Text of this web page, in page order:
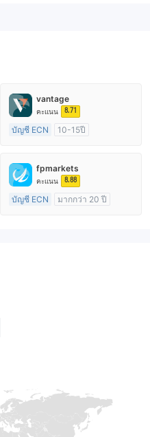
vantage
คะแนน 8.71
บัญชี ECN
10-15ปี
ใบอนุญาต MT4 แบบเต็ม
fpmarkets
คะแนน 8.88
บัญชี ECN
มากกว่า 20 ปี